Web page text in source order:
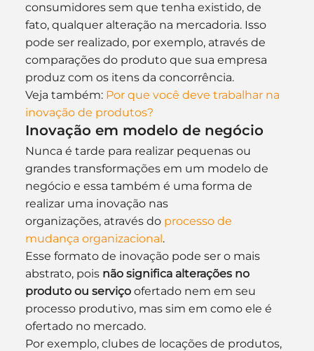
consumidores sem que tenha existido, de
fato, qualquer alteração na mercadoria. Isso
pode ser realizado, por exemplo, através de
comparações do produto que sua empresa
produz com os itens da concorrência.
Veja também: Por que você deve trabalhar na
inovação de produtos?
Inovação em modelo de negócio
Nunca é tarde para realizar pequenas ou
grandes transformações em um modelo de
negócio e essa também é uma forma de
realizar uma inovação nas
organizações, através do processo de
mudança organizacional.
Esse formato de inovação pode ser o mais
abstrato, pois não significa alterações no
produto ou serviço ofertado nem em seu
processo produtivo, mas sim em como ele é
ofertado no mercado.
Por exemplo, clubes de locações de produtos,